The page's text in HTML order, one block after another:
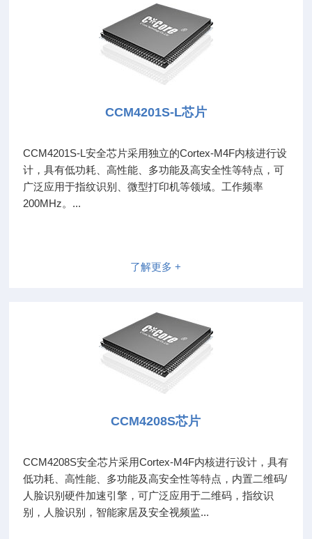
CCM4201S-L芯片
CCM4201S-L安全芯片采用独立的Cortex-M4F内核进行设
计，具有低功耗、高性能、多功能及高安全性等特点，可
广泛应用于指纹识别、微型打印机等领域。工作频率
200MHz。...
了解更多 +
CCM4208S芯片
CCM4208S安全芯片采用Cortex-M4F内核进行设计，具有
低功耗、高性能、多功能及高安全性等特点，内置二维码/
人脸识别硬件加速引擎，可广泛应用于二维码，指纹识
别，人脸识别，智能家居及安全视频监...